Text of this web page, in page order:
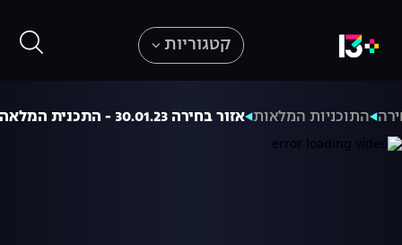
קטגוריות
התוכניות המלאות אזור בחירה 30.01.23 - התכנית המלאה